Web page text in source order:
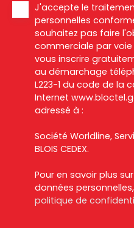
J'accepte le
personnelles
souhaitez pas faire
commerciale par
vous inscrire
au démarchage
L223-1 du code de la
Internet
adressé à :
Société Worldline,
BLOIS CEDEX.
Pour en savoir plus
données
politique de